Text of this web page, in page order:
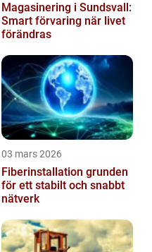
Magasinering i Sundsvall:
Smart förvaring när livet
förändras
03 mars 2026
Fiberinstallation grunden
för ett stabilt och snabbt
nätverk